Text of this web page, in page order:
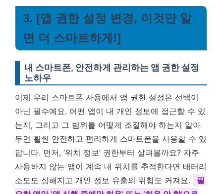
3. [앱 권한 설정 변경, 이것만 알
면 더 스마트하게!]
내 스마트폰, 안전하게 관리하는 앱 권한 설정
노하우
이제 우리 스마트폰 사용에서 앱 권한 설정은 선택이
아닌 필수예요. 어떤 앱이 내 개인 정보에 접근할 수 있
는지, 그리고 그 범위를 어떻게 조절해야 하는지 알아
두면 훨씬 안전하고 편리하게 스마트폰을 사용할 수 있
답니다. 먼저, ‘위치 정보’ 권한부터 살펴볼까요? 자주
사용하지 않는 앱이 계속 내 위치를 추적한다면 배터리
소모도 심해지고 개인 정보 유출의 위험도 커져요.
필